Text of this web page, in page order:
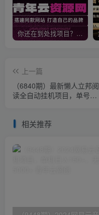
你还在到处找项目？还在当韭菜？我靠卖项目一个月收入5万+，曾经我也是个失败者。
上一篇
（6840期）最新懒人立邦阅
读全自动挂机项目，单号一
相关推荐